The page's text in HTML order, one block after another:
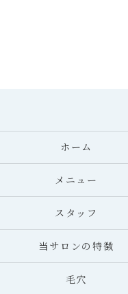
ホーム
メニュー
スタッフ
当サロンの特徴
毛穴